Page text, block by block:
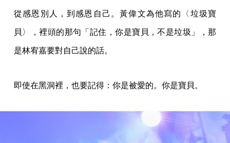
從感恩別人，到感恩自己。黃偉文為他寫的〈垃圾寶
貝〉，裡頭的那句「記住，你是寶貝，不是垃圾」，那
是林宥嘉要對自己說的話。
即使在黑洞裡，也要記得：你是被愛的。你是寶貝。